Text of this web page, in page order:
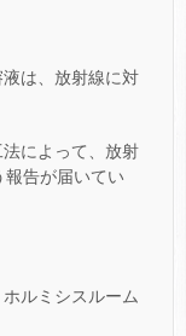
は、放射線に対
によって、放射
告が届いてい
ルミシスルーム